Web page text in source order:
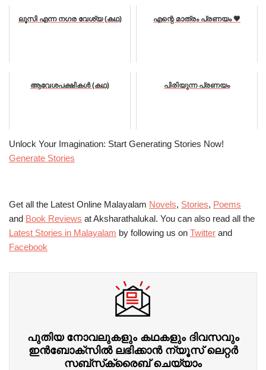
ലൂസി എന്ന നഗര വേശ്യ (കഥ) എന്റെ മാത്രം പ്രണയം 🖤
ആവേശപക്ഷികൾ (കഥ) പിരിയുന്ന പ്രണയം
Unlock Your Imagination: Start Generating Stories Now!
Generate Stories
Get all the Latest Online Malayalam Novels, Stories, Poems
and Book Reviews at Aksharathalukal. You can also read all the
Latest Stories in Malayalam by following us on Twitter and
Facebook
പുതിയ നോവലുകളും കഥകളും ദിവസവും
ഇന്‍ബോക്‌സില്‍ ലഭിക്കാന്‍ ന്യൂസ് ലെറ്റർ
സബ്‌സ്‌ക്രൈബ് ചെയ്യാം